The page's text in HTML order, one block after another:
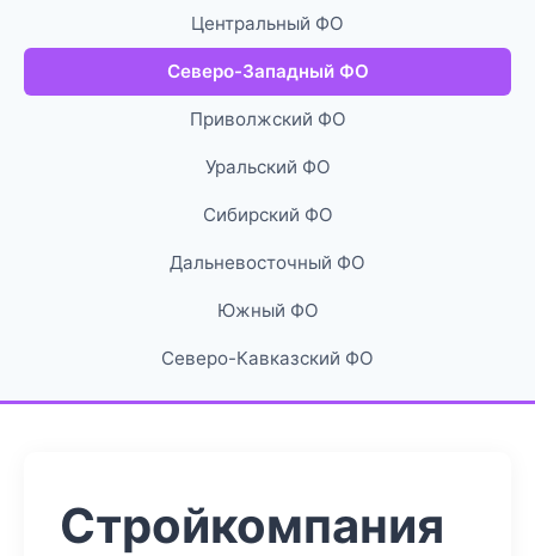
Центральный ФО
Северо-Западный ФО
Приволжский ФО
Уральский ФО
Сибирский ФО
Дальневосточный ФО
Южный ФО
Северо-Кавказский ФО
Стройкомпания